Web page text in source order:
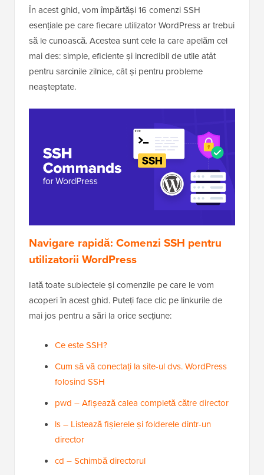
În acest ghid, vom împărtăși 16 comenzi SSH
esențiale pe care fiecare utilizator WordPress ar trebui
să le cunoască. Acestea sunt cele la care apelăm cel
mai des: simple, eficiente și incredibil de utile atât
pentru sarcinile zilnice, cât și pentru probleme
neașteptate.
Navigare rapidă: Comenzi SSH pentru
utilizatorii WordPress
Iată toate subiectele și comenzile pe care le vom
acoperi în acest ghid. Puteți face clic pe linkurile de
mai jos pentru a sări la orice secțiune:
Ce este SSH?
Cum să vă conectați la site-ul dvs. WordPress
folosind SSH
pwd – Afișează calea completă către director
ls – Listează fișierele și folderele dintr-un
director
cd – Schimbă directorul